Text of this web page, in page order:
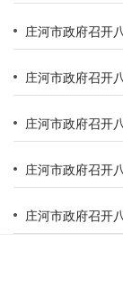
庄河市政府召开
庄河市政府召开
庄河市政府召开
庄河市政府召开
庄河市政府召开